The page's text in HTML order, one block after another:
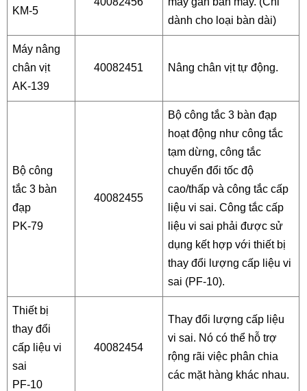
KM-5
dành cho loại bàn dài)
Máy nâng
chân vịt
AK-139
40082451 Nâng chân vịt tự động.
Bộ công
tắc 3 bàn
đạp
PK-79
40082455
Bộ công tắc 3 bàn đạp
hoạt động như công tắc
tạm dừng, công tắc
chuyển đổi tốc độ
cao/thấp và công tắc cấp
liệu vi sai. Công tắc cấp
liệu vi sai phải được sử
dụng kết hợp với thiết bị
thay đổi lượng cấp liệu vi
sai (PF-10).
Thiết bị
thay đổi
cấp liệu vi
sai
PF-10
40082454
Thay đổi lượng cấp liệu
vi sai. Nó có thể hỗ trợ
rộng rãi việc phân chia
các mặt hàng khác nhau.